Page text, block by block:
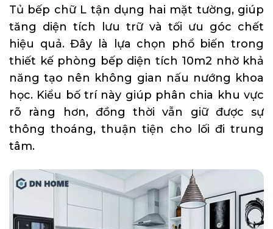
Tủ bếp chữ L tận dụng hai mặt tường, giúp
tăng diện tích lưu trữ và tối ưu góc chết
hiệu quả. Đây là lựa chọn phổ biến trong
thiết kế phòng bếp diện tích 10m2 nhờ khả
năng tạo nên không gian nấu nướng khoa
học. Kiểu bố trí này giúp phân chia khu vực
rõ ràng hơn, đồng thời vẫn giữ được sự
thông thoáng, thuận tiện cho lối đi trung
tâm.